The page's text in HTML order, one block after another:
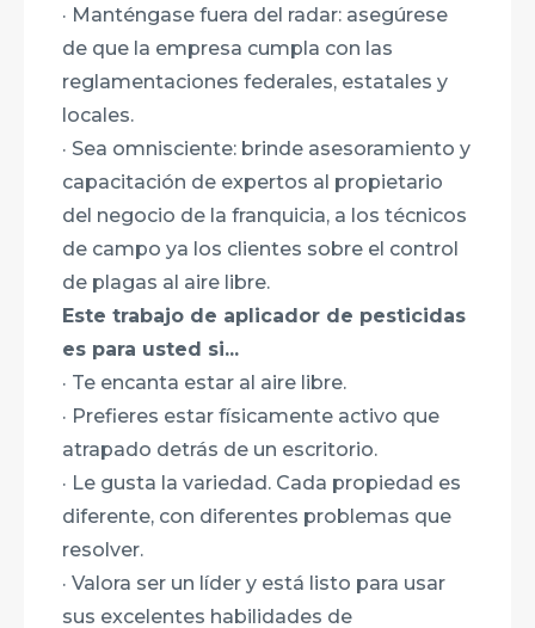
· Manténgase fuera del radar: asegúrese
de que la empresa cumpla con las
reglamentaciones federales, estatales y
locales.
· Sea omnisciente: brinde asesoramiento y
capacitación de expertos al propietario
del negocio de la franquicia, a los técnicos
de campo ya los clientes sobre el control
de plagas al aire libre.
Este trabajo de aplicador de pesticidas
es para usted si...
· Te encanta estar al aire libre.
· Prefieres estar físicamente activo que
atrapado detrás de un escritorio.
· Le gusta la variedad. Cada propiedad es
diferente, con diferentes problemas que
resolver.
· Valora ser un líder y está listo para usar
sus excelentes habilidades de